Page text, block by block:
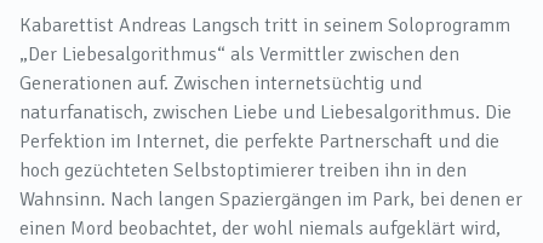
Kabarettist Andreas Langsch tritt in seinem Soloprogramm
„Der Liebesalgorithmus“ als Vermittler zwischen den
Generationen auf. Zwischen internetsüchtig und
naturfanatisch, zwischen Liebe und Liebesalgorithmus. Die
Perfektion im Internet, die perfekte Partnerschaft und die
hoch gezüchteten Selbstoptimierer treiben ihn in den
Wahnsinn. Nach langen Spaziergängen im Park, bei denen er
einen Mord beobachtet, der wohl niemals aufgeklärt wird,